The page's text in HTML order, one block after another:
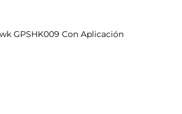
GPSHK009 Con Aplicación